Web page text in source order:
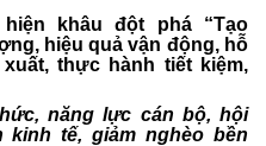
khâu đột phá “Tạo
hiệu quả vận động, hỗ
thực hành tiết kiệm,
năng lực cán bộ, hội
tế, giảm nghèo bền